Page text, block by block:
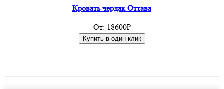
на
имеет
на
Кровать чердак Оттава
От: 18600₽
Купить в один клик